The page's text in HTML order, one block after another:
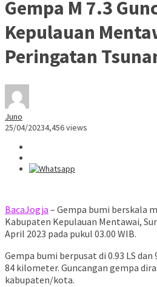
Gempa M 7.3
Kepulauan
Peringatan
Juno
25/04/20234,456 views
BacaJogja – Gempa bumi berskala
Kabupaten Kepulauan Mentawai,
April 2023 pada pukul 03.00 WIB.
Gempa bumi berpusat di 0.93 LS dan
84 kilometer. Guncangan gempa
kabupaten/kota.